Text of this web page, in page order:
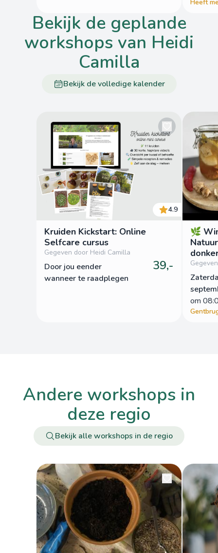
Heeft
bekijk de geplande
workshops van Heidi
Camilla
Bekijk de volledige kalender
4.9
Kruiden Kickstart: Online
Selfcare cursus
Gegeven door Heidi Camilla
door jou eender
wanneer te raadplegen
39,-
🌿
om
andere workshops in
deze regio
Bekijk alle workshops in de regio